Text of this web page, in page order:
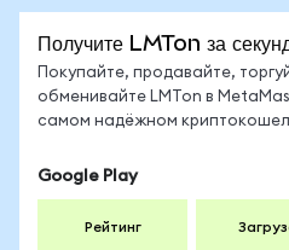
Получите LMTon за
Покупайте, продавайте,
обменивайте LMTon в
самом надёжном
Google Play
Рейтинг